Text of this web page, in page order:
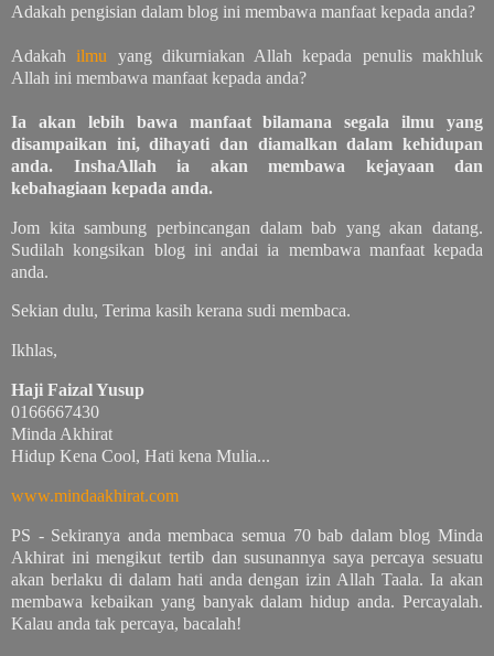
Adakah pengisian dalam blog ini membawa manfaat kepada anda?
Adakah ilmu yang dikurniakan Allah kepada penulis makhluk
Allah ini membawa manfaat kepada anda?
Ia akan lebih bawa manfaat bilamana segala ilmu yang
disampaikan ini, dihayati dan diamalkan dalam kehidupan
anda. InshaAllah ia akan membawa kejayaan dan
kebahagiaan kepada anda.
Jom kita sambung perbincangan dalam bab yang akan datang.
Sudilah kongsikan blog ini andai ia membawa manfaat kepada
anda.
Sekian dulu, Terima kasih kerana sudi membaca.
Ikhlas,
Haji Faizal Yusup
0166667430
Minda Akhirat
Hidup Kena Cool, Hati kena Mulia...
www.mindaakhirat.com
PS - Sekiranya anda membaca semua 70 bab dalam blog Minda
Akhirat ini mengikut tertib dan susunannya saya percaya sesuatu
akan berlaku di dalam hati anda dengan izin Allah Taala. Ia akan
membawa kebaikan yang banyak dalam hidup anda. Percayalah.
Kalau anda tak percaya, bacalah!